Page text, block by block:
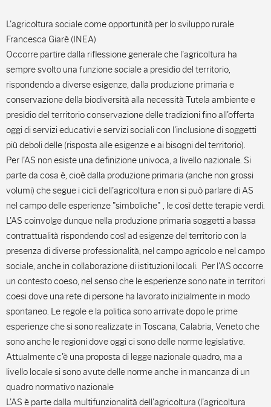
L'agricoltura sociale come opportunità per lo sviluppo rurale
Francesca Giarè (INEA)
Occorre partire dalla riflessione generale che l'agricoltura ha
sempre svolto una funzione sociale a presidio del territorio,
rispondendo a diverse esigenze, dalla produzione primaria e
conservazione della biodiversità alla necessità Tutela ambiente e
presidio del territorio conservazione delle tradizioni fino all'offerta
oggi di servizi educativi e servizi sociali con l'inclusione di soggetti
più deboli delle (risposta alle esigenze e ai bisogni del territorio).
Per l'AS non esiste una definizione univoca, a livello nazionale. Si
parte da cosa è, cioè dalla produzione primaria (anche non grossi
volumi) che segue i cicli dell'agricoltura e non si può parlare di AS
nel campo delle esperienze "simboliche" , le così dette terapie verdi.
L'AS coinvolge dunque nella produzione primaria soggetti a bassa
contrattualità rispondendo così ad esigenze del territorio con la
presenza di diverse professionalità, nel campo agricolo e nel campo
sociale, anche in collaborazione di istituzioni locali. Per l'AS occorre
un contesto coeso, nel senso che le esperienze sono nate in territori
coesi dove una rete di persone ha lavorato inizialmente in modo
spontaneo. Le regole e la politica sono arrivate dopo le prime
esperienze che si sono realizzate in Toscana, Calabria, Veneto che
sono anche le regioni dove oggi ci sono delle norme legislative.
Attualmente c'è una proposta di legge nazionale quadro, ma a
livello locale si sono avute delle norme anche in mancanza di un
quadro normativo nazionale
L'AS è parte dalla multifunzionalità dell'agricoltura (l'agricoltura